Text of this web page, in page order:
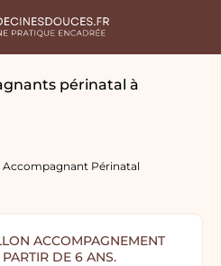
périnatal à
Accompagnant Périnatal
ACCOMPAGNEMENT
DE 6 ANS.